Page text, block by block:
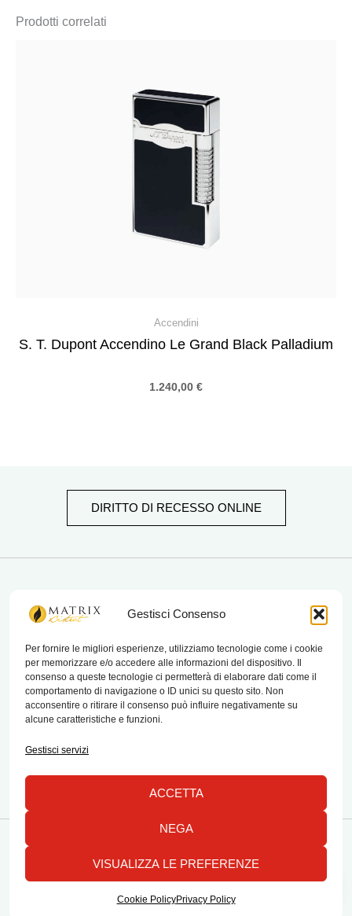
Gestisci Consenso
Per fornire le migliori esperienze, utilizziamo tecnologie come i cookie
per memorizzare e/o accedere alle informazioni del dispositivo. Il
consenso a queste tecnologie ci permetterà di elaborare dati come il
comportamento di navigazione o ID unici su questo sito. Non
acconsentire o ritirare il consenso può influire negativamente su
alcune caratteristiche e funzioni.
Gestisci servizi
ACCETTA
NEGA
VISUALIZZA LE PREFERENZE
Cookie PolicyPrivacy Policy
Prodotti correlati
Accendini
S. T. Dupont Accendino Le Grand Black Palladium
1.240,00 €
DIRITTO DI RECESSO ONLINE
matrix bistrot
Chi Siamo
Contatti
Termini e condizioni di vendita e reso